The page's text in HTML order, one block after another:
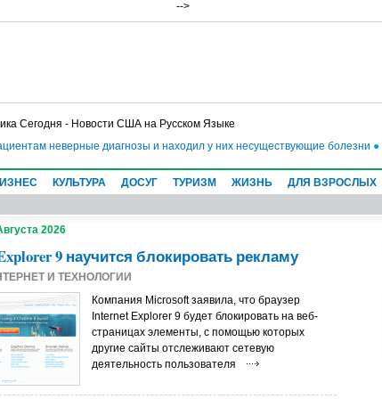
-->
Сегодня - Новости США на Русском Языке
неверные диагнозы и находил у них несуществующие болезни● Трамп
КУЛЬТУРА ДОСУГ ТУРИЗМ ЖИЗНЬ ДЛЯ ВЗРОСЛЫХ
2026
9 научится блокировать рекламу
И ТЕХНОЛОГИИ
Компания Microsoft заявила, что браузер
Internet Explorer 9 будет блокировать на веб-
страницах элементы, с помощью которых
другие сайты отслеживают сетевую
деятельность пользователя